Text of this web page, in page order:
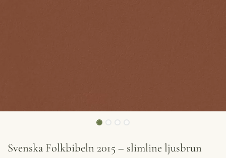
Svenska Folkbibeln 2015 – slimline ljusbrun